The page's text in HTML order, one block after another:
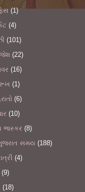
(1)
(4)
(101)
(22)
(16)
(1)
(6)
(10)
ભાસ્કર (8)
સમય (188)
(4)
(9)
(18)